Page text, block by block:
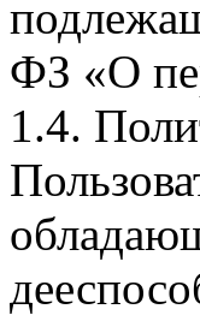
ФЗ «О
1.4.